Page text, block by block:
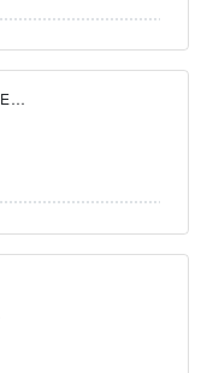
BROUWERIJ OMER VANDER GHINSTE